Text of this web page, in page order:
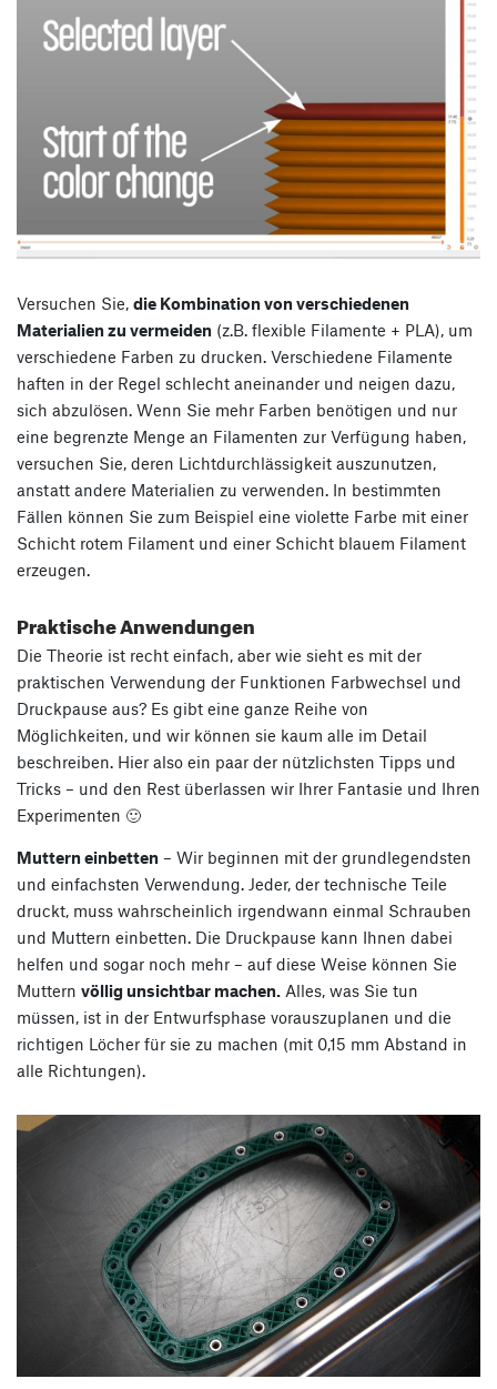
Versuchen Sie, die Kombination von verschiedenen
Materialien zu vermeiden (z.B. flexible Filamente + PLA), um
verschiedene Farben zu drucken. Verschiedene Filamente
haften in der Regel schlecht aneinander und neigen dazu,
sich abzulösen. Wenn Sie mehr Farben benötigen und nur
eine begrenzte Menge an Filamenten zur Verfügung haben,
versuchen Sie, deren Lichtdurchlässigkeit auszunutzen,
anstatt andere Materialien zu verwenden. In bestimmten
Fällen können Sie zum Beispiel eine violette Farbe mit einer
Schicht rotem Filament und einer Schicht blauem Filament
erzeugen.
Praktische Anwendungen
Die Theorie ist recht einfach, aber wie sieht es mit der
praktischen Verwendung der Funktionen Farbwechsel und
Druckpause aus? Es gibt eine ganze Reihe von
Möglichkeiten, und wir können sie kaum alle im Detail
beschreiben. Hier also ein paar der nützlichsten Tipps und
Tricks – und den Rest überlassen wir Ihrer Fantasie und Ihren
Experimenten 🙂
Muttern einbetten – Wir beginnen mit der grundlegendsten
und einfachsten Verwendung. Jeder, der technische Teile
druckt, muss wahrscheinlich irgendwann einmal Schrauben
und Muttern einbetten. Die Druckpause kann Ihnen dabei
helfen und sogar noch mehr – auf diese Weise können Sie
Muttern völlig unsichtbar machen. Alles, was Sie tun
müssen, ist in der Entwurfsphase vorauszuplanen und die
richtigen Löcher für sie zu machen (mit 0,15 mm Abstand in
alle Richtungen).